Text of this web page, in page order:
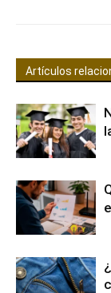
Artículos